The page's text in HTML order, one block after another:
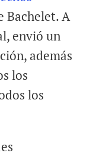
Bachelet. A
envió un
además
los
los